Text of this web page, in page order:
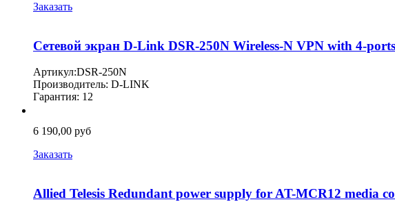
Заказать
Сетевой экран D-Link DSR-250N Wireless-N VPN with 4-
Артикул:DSR-250N
Производитель: D-LINK
Гарантия: 12
6 190,00 руб
Заказать
Allied Telesis Redundant power supply for AT-MCR12 media